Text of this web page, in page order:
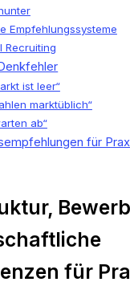
Empfehlungssysteme
Recruiting
ist leer“
marktüblich“
ab“
für
für